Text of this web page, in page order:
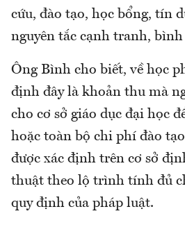
cứu, đào tạo, học bổng, tín
nguyên tắc cạnh tranh, bình
Ông Bình cho biết, về học
định đây là khoản thu mà
cho cơ sở giáo dục đại học
hoặc toàn bộ chi phí đào
được xác định trên cơ sở
thuật theo lộ trình tính đủ
quy định của pháp luật.